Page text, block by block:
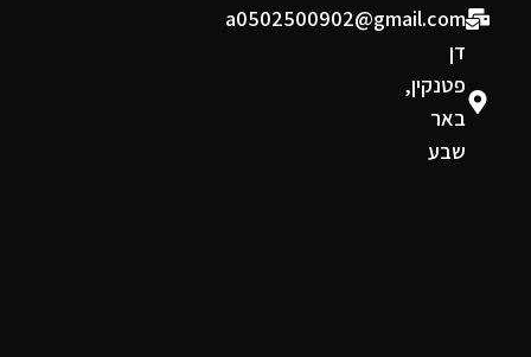
a0502500902@gmail.com
דן
פטנקין,
באר
שבע